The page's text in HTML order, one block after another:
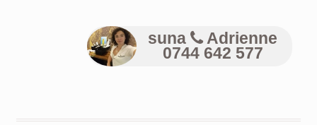
suna
Adrienne
0744 642 577